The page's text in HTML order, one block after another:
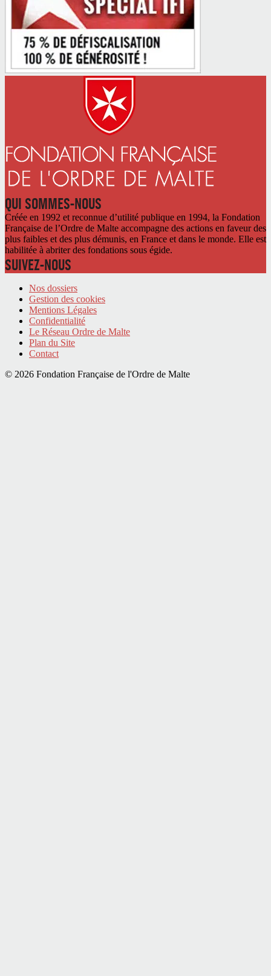
QUI SOMMES-NOUS
Créée en 1992 et reconnue d’utilité publique en 1994, la Fondation
Française de l’Ordre de Malte accompagne des actions en faveur des
plus faibles et des plus démunis, en France et dans le monde. Elle est
habilitée à abriter des fondations sous égide.
SUIVEZ-NOUS
Nos dossiers
Gestion des cookies
Mentions Légales
Confidentialité
Le Réseau Ordre de Malte
Plan du Site
Contact
© 2026 Fondation Française de l'Ordre de Malte